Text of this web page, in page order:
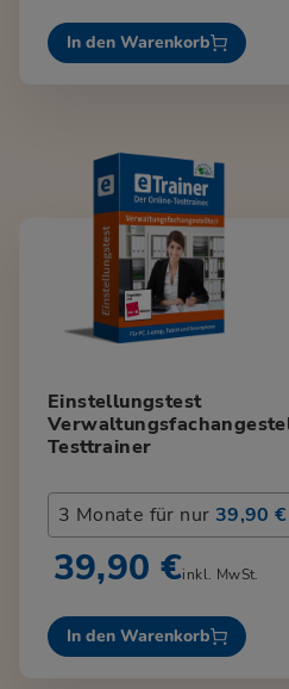
In den Warenkorb
Einstellungstest
Testtrainer
3 Monate für nur 39,90 €
39,90 €inkl. MwSt.
In den Warenkorb